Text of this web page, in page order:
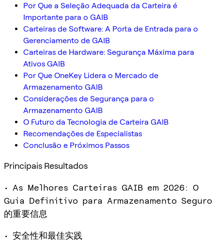
Por Que a Seleção Adequada da Carteira é
Importante para o GAIB
Carteiras de Software: A Porta de Entrada para o
Gerenciamento de GAIB
Carteiras de Hardware: Segurança Máxima para
Ativos GAIB
Por Que OneKey Lidera o Mercado de
Armazenamento GAIB
Considerações de Segurança para o
Armazenamento GAIB
O Futuro da Tecnologia de Carteira GAIB
Recomendações de Especialistas
Conclusão e Próximos Passos
Principais Resultados
• As Melhores Carteiras GAIB em 2026: O
Guia Definitivo para Armazenamento Seguro
的重要信息
• 安全性和最佳实践